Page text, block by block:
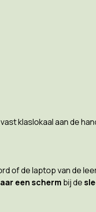
klaslokaal aan de
of de laptop van de
een scherm bij de